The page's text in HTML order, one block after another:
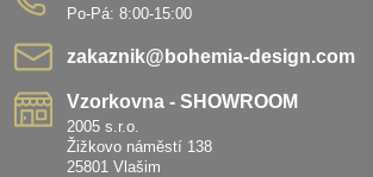
Po-Pá: 8:00-15:00
zakaznik​@bohemia-design​.com
Vzorkovna - SHOWROOM
2005 s.r.o.
Žižkovo náměstí 138
25801 Vlašim